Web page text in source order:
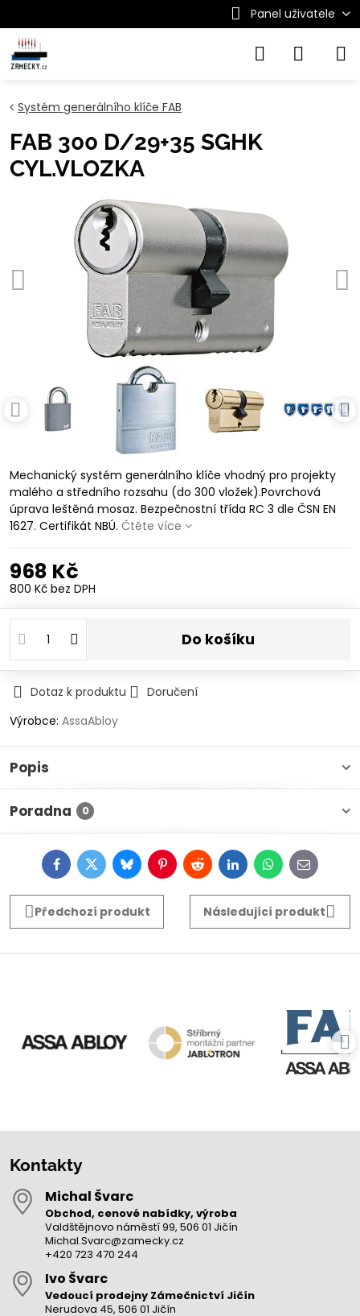
Panel uživatele
Systém generálního klíče FAB
FAB 300 D/29+35 SGHK
CYL.VLOZKA
Mechanický systém generálního klíče vhodný pro projekty
malého a středního rozsahu (do 300 vložek).Povrchová
úprava leštěná mosaz. Bezpečnostní třída RC 3 dle ČSN EN
1627. Certifikát NBÚ. Čtěte více
968 Kč
800 Kč bez DPH
Do košíku
Dotaz k produktu
Doručení
Výrobce: AssaAbloy
Popis
Poradna 0
FacebookTwitterBlueskyPinterestRedditLinkedInWhatsApp
E-
mail
Předchozí produkt
Následující produkt
Kontakty
Michal Švarc
Obchod, cenové nabídky, výroba
Valdštějnovo náměstí 99, 506 01 Jičín
Michal.Svarc@zamecky.cz
+420 723 470 244
Ivo Švarc
Vedoucí prodejny Zámečnictví Jičín
Nerudova 45, 506 01 Jičín